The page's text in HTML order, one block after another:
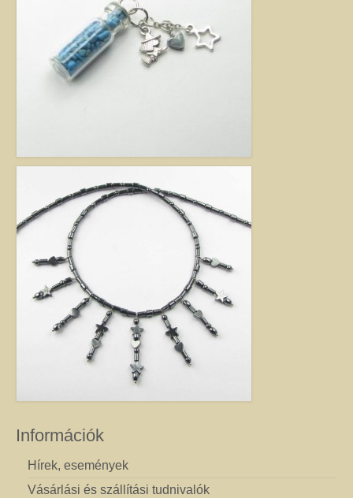
Jó tanácsok babalánchoz
Virág ékszer
A szobai növények, kaktuszok a lakás díszei, de sajnos nem vagy csak ritkán
garantáltan nincs két egyforma közöttük. Ha cserepes növényt ajándékoz
Információk
Hírek, események
Vásárlási és szállítási tudnivalók